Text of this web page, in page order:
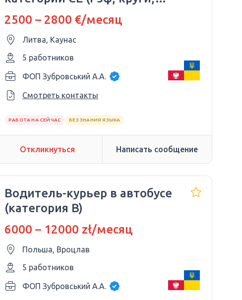
двойной эк)
2500 – 2800 €/месяц
Литва, Каунас
5 работников
ФОП Зубровський А.А.
Смотреть контакты
РАБОТА НА СЕЙЧАС БЕЗ ЗНАНИЯ ЯЗЫКА
Откликнуться Написать сообщение
Водитель-курьер в автобусе
(категория B)
6000 – 12000 zł/месяц
Польша, Вроцлав
5 работников
ФОП Зубровський А.А.